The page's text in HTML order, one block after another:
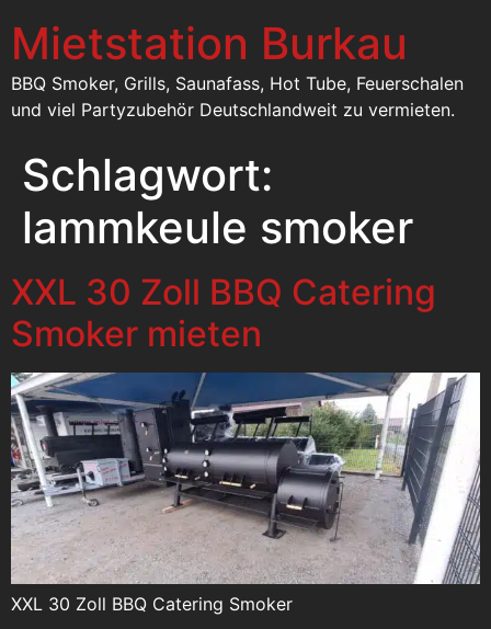
Mietstation Burkau
BBQ Smoker, Grills, Saunafass, Hot Tube, Feuerschalen
und viel Partyzubehör Deutschlandweit zu vermieten.
Schlagwort:
lammkeule smoker
XXL 30 Zoll BBQ Catering
Smoker mieten
XXL 30 Zoll BBQ Catering Smoker